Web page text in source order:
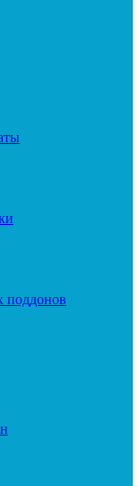
поддонов